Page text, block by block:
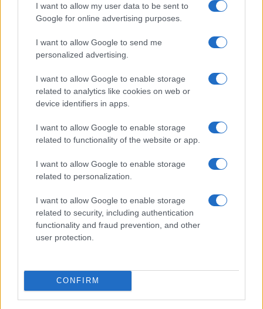
I want to allow my user data to be sent to
Google for online advertising purposes.
I want to allow Google to send me
personalized advertising.
I want to allow Google to enable storage
related to analytics like cookies on web or
device identifiers in apps.
I want to allow Google to enable storage
related to functionality of the website or app.
I want to allow Google to enable storage
related to personalization.
I want to allow Google to enable storage
related to security, including authentication
functionality and fraud prevention, and other
user protection.
CONFIRM